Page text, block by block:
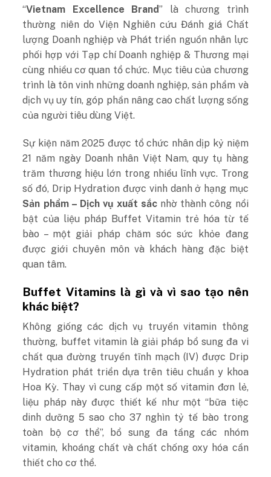
“Vietnam Excellence Brand” là chương trình
thường niên do Viện Nghiên cứu Đánh giá Chất
lượng Doanh nghiệp và Phát triển nguồn nhân lực
phối hợp với Tạp chí Doanh nghiệp & Thương mại
cùng nhiều cơ quan tổ chức. Mục tiêu của chương
trình là tôn vinh những doanh nghiệp, sản phẩm và
dịch vụ uy tín, góp phần nâng cao chất lượng sống
của người tiêu dùng Việt.
Sự kiện năm 2025 được tổ chức nhân dịp kỷ niệm
21 năm ngày Doanh nhân Việt Nam, quy tụ hàng
trăm thương hiệu lớn trong nhiều lĩnh vực. Trong
số đó, Drip Hydration được vinh danh ở hạng mục
Sản phẩm – Dịch vụ xuất sắc nhờ thành công nổi
bật của liệu pháp Buffet Vitamin trẻ hóa từ tế
bào – một giải pháp chăm sóc sức khỏe đang
được giới chuyên môn và khách hàng đặc biệt
quan tâm.
Buffet Vitamins là gì và vì sao tạo nên
khác biệt?
Không giống các dịch vụ truyền vitamin thông
thường, buffet vitamin là giải pháp bổ sung đa vi
chất qua đường truyền tĩnh mạch (IV) được Drip
Hydration phát triển dựa trên tiêu chuẩn y khoa
Hoa Kỳ. Thay vì cung cấp một số vitamin đơn lẻ,
liệu pháp này được thiết kế như một “bữa tiệc
dinh dưỡng 5 sao cho 37 nghìn tỷ tế bào trong
toàn bộ cơ thể”, bổ sung đa tầng các nhóm
vitamin, khoáng chất và chất chống oxy hóa cần
thiết cho cơ thể.